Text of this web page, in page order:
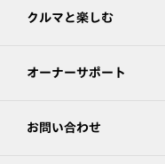
クルマと楽しむ
オーナーサポート
お問い合わせ